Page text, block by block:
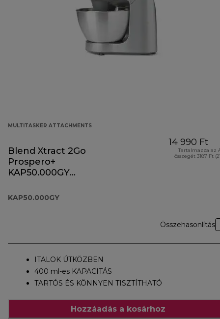
MULTITASKER ATTACHMENTS
Blend Xtract 2Go
Prospero+
KAP50.000GY
KAP50.000GY
14 990 Ft
Tartalmazza az
összegét 3187 Ft
Összehasonlítás
ITALOK ÚTKÖZBEN
400 ml-es KAPACITÁS
TARTÓS ÉS KÖNNYEN TISZTÍTHATÓ
Hozzáadás a kosárhoz